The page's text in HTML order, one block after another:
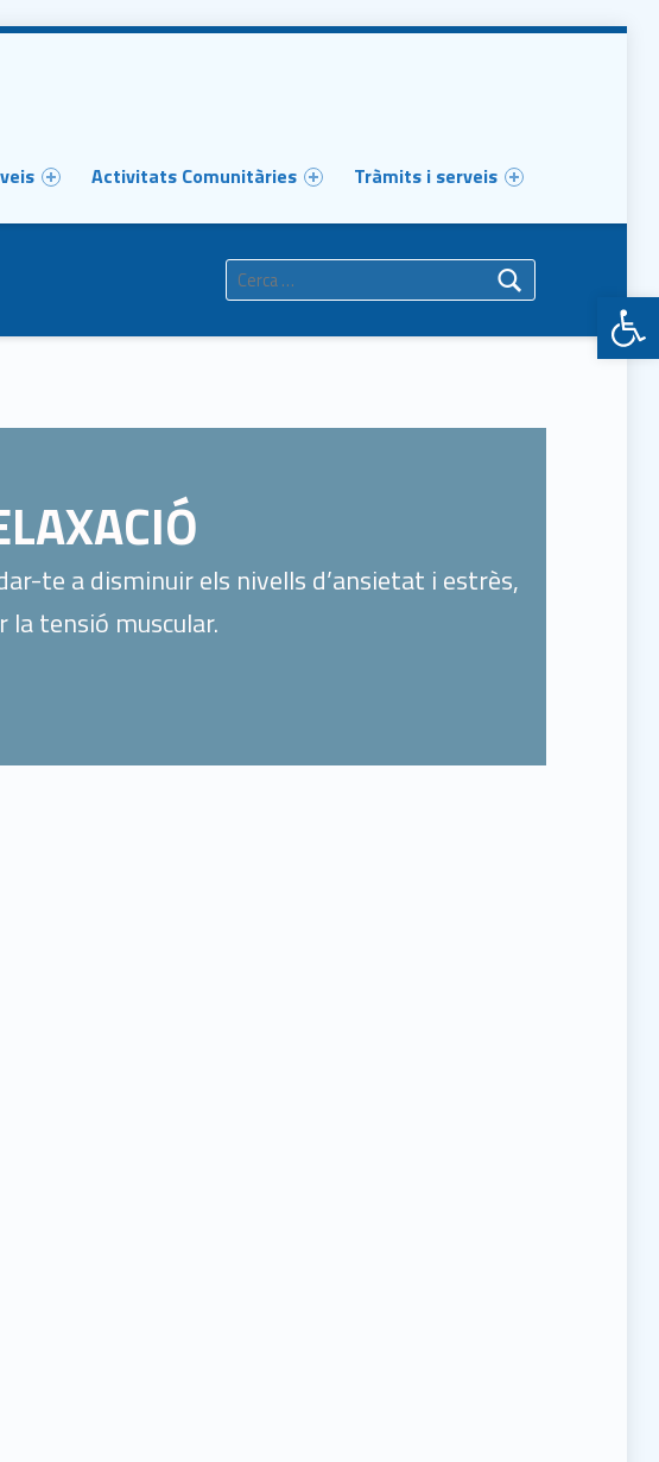
Activitats Comunitàries Tràmits i serveis
te a disminuir els nivells d’ansietat i estrès,
tensió muscular.